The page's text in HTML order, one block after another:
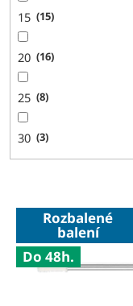
15 15
20 16
25 8
30 3
V
p
Rozbalené
balení
Do 48h.